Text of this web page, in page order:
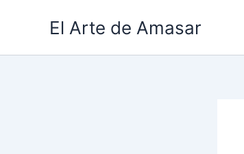
El Arte de Amasar